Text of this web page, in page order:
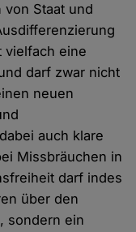
von Staat und
vielfach eine
darf zwar nicht
neuen
auch klare
Missbräuchen in
darf indes
über den
sondern ein